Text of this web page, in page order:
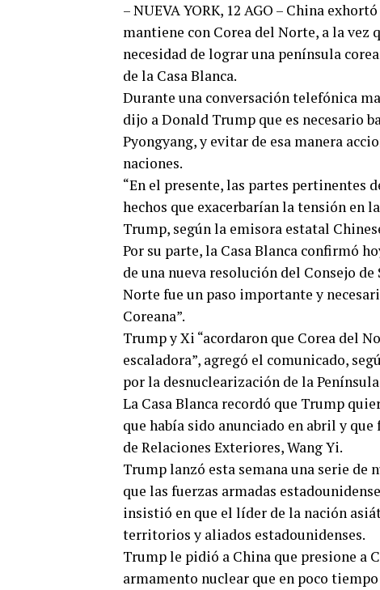
– NUEVA YORK, 12 AGO – China
mantiene con Corea del Norte, a la vez
necesidad de lograr una península
de la Casa Blanca.
Durante una conversación telefónica
dijo a Donald Trump que es necesario
Pyongyang, y evitar de esa manera
naciones.
“En el presente, las partes pertinentes
hechos que exacerbarían la tensión en
Trump, según la emisora estatal
Por su parte, la Casa Blanca confirmó
de una nueva resolución del Consejo
Norte fue un paso importante y
Coreana”.
Trump y Xi “acordaron que Corea del
escaladora”, agregó el comunicado,
por la desnuclearización de la Península
La Casa Blanca recordó que Trump
que había sido anunciado en abril y
de Relaciones Exteriores, Wang Yi.
Trump lanzó esta semana una serie de
que las fuerzas armadas
insistió en que el líder de la nación
territorios y aliados estadounidenses.
Trump le pidió a China que presione a
armamento nuclear que en poco